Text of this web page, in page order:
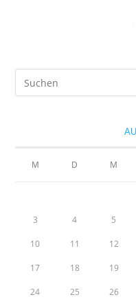
M D M
3 4 5
10 11 12
17 18 19
24 25 26